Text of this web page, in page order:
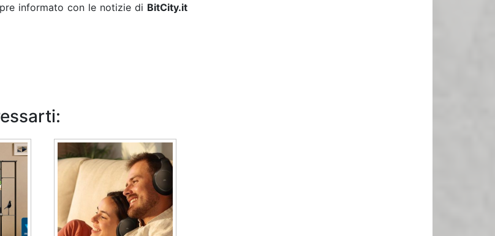
informato con le notizie di BitCity.it